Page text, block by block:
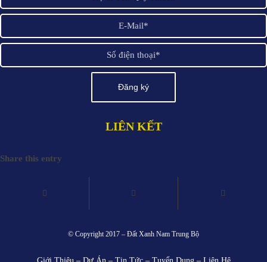
LIÊN KẾT
Share this entry
© Copyright 2017 – Đất Xanh Nam Trung Bộ